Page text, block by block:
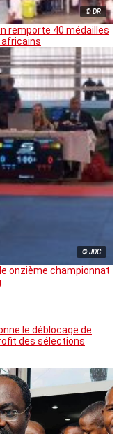
© DR
remporte 40 médailles
africains
© JDC
onzième championnat
le déblocage de
des sélections